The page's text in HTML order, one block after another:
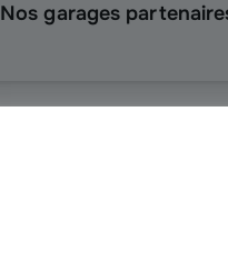
Nos garages